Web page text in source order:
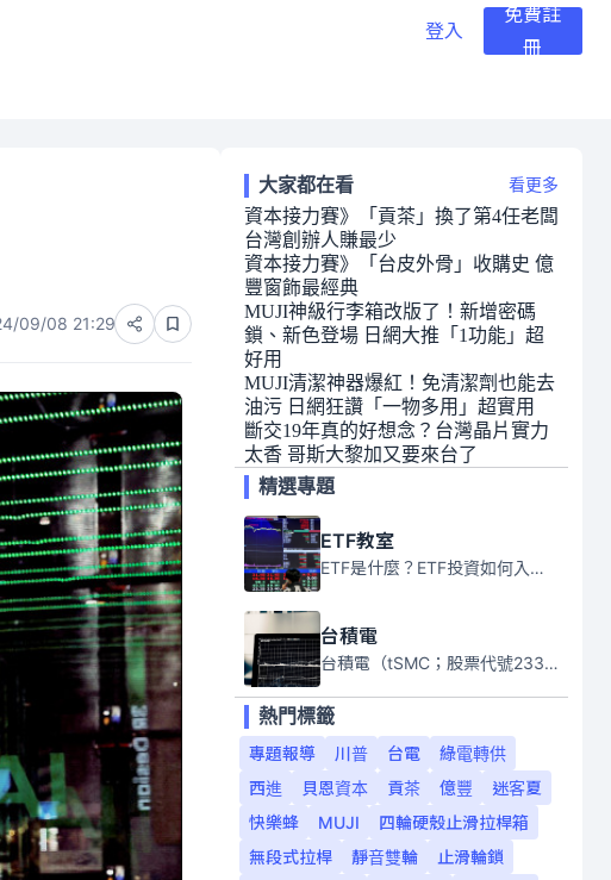
登入
免費註
冊
09/08 21:29
大家都在看 看更多
資本接力賽》「貢茶」換了第4任老闆
台灣創辦人賺最少
資本接力賽》「台皮外骨」收購史 億
豐窗飾最經典
MUJI神級行李箱改版了！新增密碼
鎖、新色登場 日網大推「1功能」超
好用
MUJI清潔神器爆紅！免清潔劑也能去
油污 日網狂讚「一物多用」超實用
斷交19年真的好想念？台灣晶片實力
太香 哥斯大黎加又要來台了
精選專題
ETF教室
ETF是什麼？ETF投資如何入門？本系列專題文章將會告訴你新手必須知道的ETF基礎知識。
台積電
台積電（tSMC；股票代號2330）是全球領先的半導體代工公司，成立於1987年，總部位於台灣新竹。且已於美國、日本、德國及中國設廠，台積電是全球首家專業積體電路製造服務公司，也是全球最先進和最大規模的半導體代工廠。
熱門標籤
專題報導
川普 台電
綠電轉供
西進
貝恩資本 貢茶 億豐
迷客夏
快樂蜂
MUJI
四輪硬殼止滑拉桿箱
無段式拉桿
靜音雙輪
止滑輪鎖